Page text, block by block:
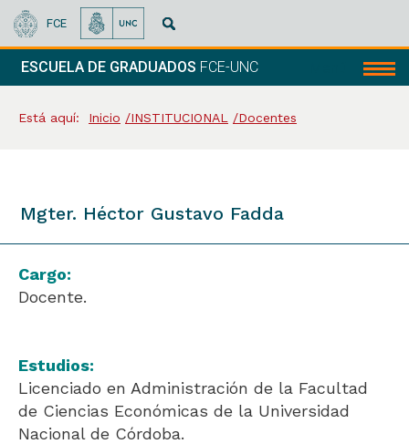
FCE
ESCUELA DE GRADUADOS FCE-UNC
Está aquí: Inicio INSTITUCIONAL Docentes
Mgter. Héctor Gustavo Fadda
Cargo:
Docente.
Estudios:
Licenciado en Administración de la Facultad
de Ciencias Económicas de la Universidad
Nacional de Córdoba.